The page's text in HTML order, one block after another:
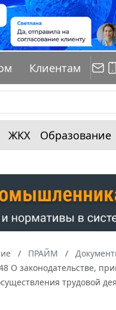
Клиентам
ЖКХ Образование
ПРАЙМ
законодательстве,
трудовой